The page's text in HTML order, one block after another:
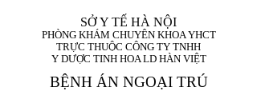
SỞ Y TẾ HÀ NỘI
PHÒNG KHÁM CHUYÊN KHOA YHCT
TRỰC THUỘC CÔNG TY TNHH
Y DƯỢC TINH HOA LD HÀN VIỆT
BỆNH ÁN NGOẠI TRÚ